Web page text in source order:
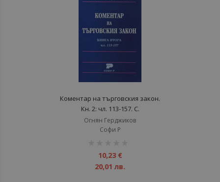
Коментар на търговския закон.
Кн. 2: чл. 113-157. С.
Огнян Герджиков
Софи Р
10,23 €
20,01 лв.